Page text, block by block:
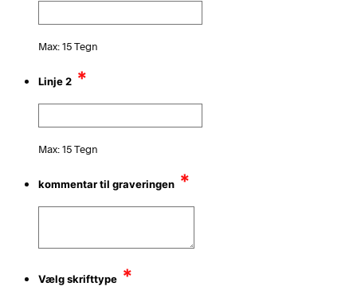
Max: 15 Tegn
Linje 2 *
Max: 15 Tegn
kommentar til graveringen *
Vælg skrifttype *